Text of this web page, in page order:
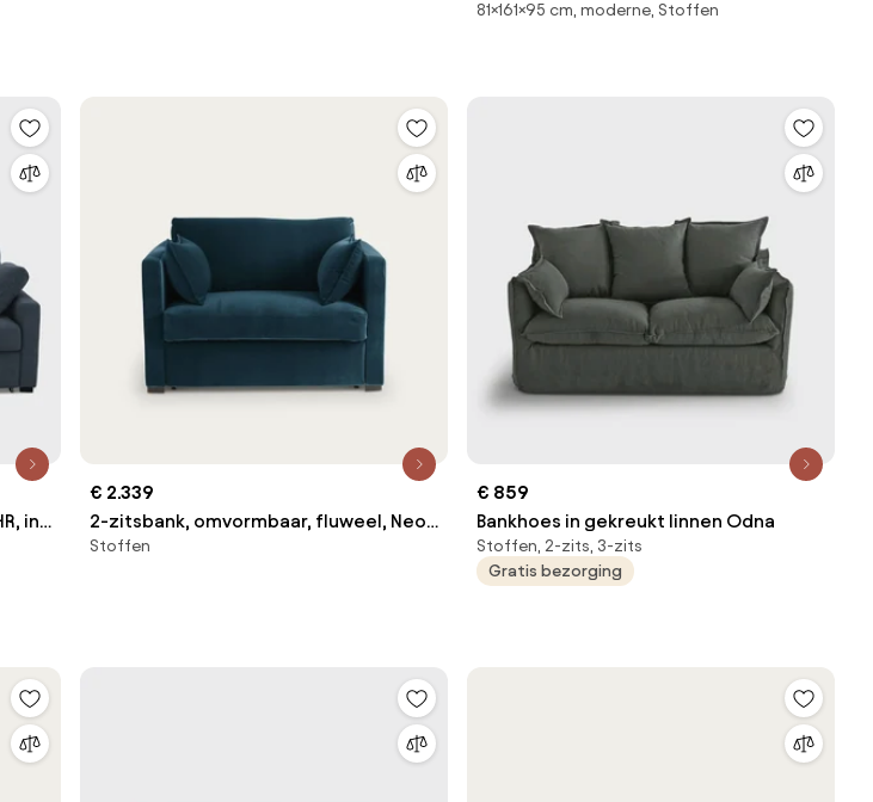
81×161×95 cm, moderne, Stoffen
in
€ 2.339
2-zitsbank, omvormbaar, fluweel, Neo
Kinkajou
Stoffen
€ 859
Bankhoes in gekreukt linnen Odna
Stoffen, 2-zits, 3-zits
Gratis bezorging